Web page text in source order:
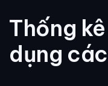
Thống
dụng